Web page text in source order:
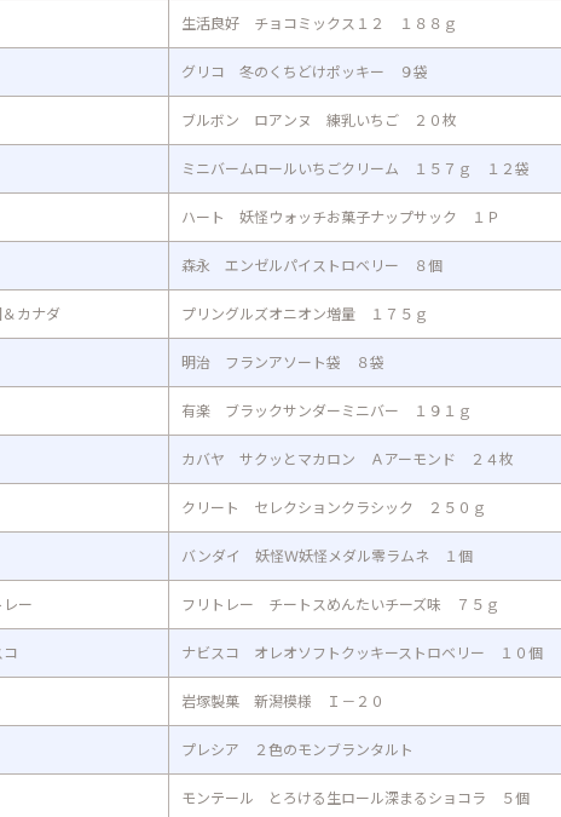
生活良好 チョコミックス１２ １８８ｇ
グリコ 冬のくちどけポッキー ９袋
ブルボン ロアンヌ 練乳いちご ２０枚
ミニバームロールいちごクリーム １５７ｇ １２袋
ハート 妖怪ウォッチお菓子ナップサック １Ｐ
森永 エンゼルパイストロベリー ８個
カナダ プリングルズオニオン増量 １７５ｇ
明治 フランアソート袋 ８袋
有楽 ブラックサンダーミニバー １９１ｇ
カバヤ サクッとマカロン Ａアーモンド ２４枚
クリート セレクションクラシック ２５０ｇ
バンダイ 妖怪Ｗ妖怪メダル零ラムネ １個
ー フリトレー チートスめんたいチーズ味 ７５ｇ
ナビスコ オレオソフトクッキーストロベリー １０個
岩塚製菓 新潟模様 Ｉ－２０
プレシア ２色のモンブランタルト
モンテール とろける生ロール深まるショコラ ５個